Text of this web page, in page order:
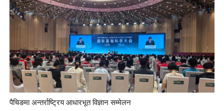
पैचिङमा अन्तर्राष्ट्रिय आधारभूत विज्ञान सम्मेलन